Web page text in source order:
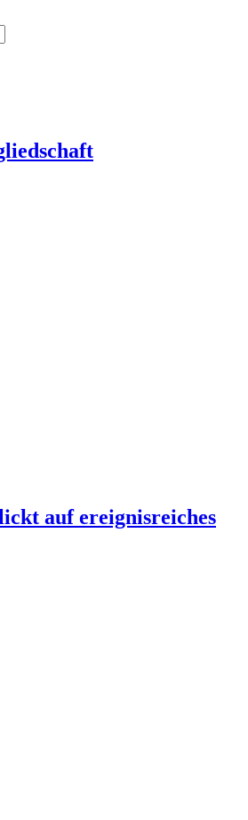
auf ereignisreiches